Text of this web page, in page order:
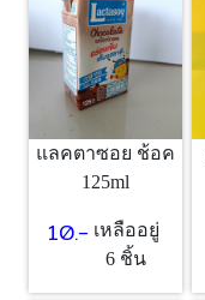
แลคตาซอย ช้อค
125ml
10.- เหลืออยู่
6 ชิ้น